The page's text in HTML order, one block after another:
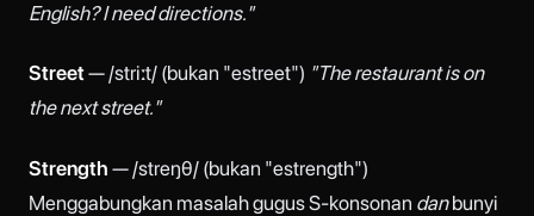
English? I need directions."
Street— /striːt/ (bukan "estreet") "The restaurant is on
the next street."
Strength — /streŋθ/ (bukan "estrength")
Menggabungkan masalah gugus S-konsonan danbunyi